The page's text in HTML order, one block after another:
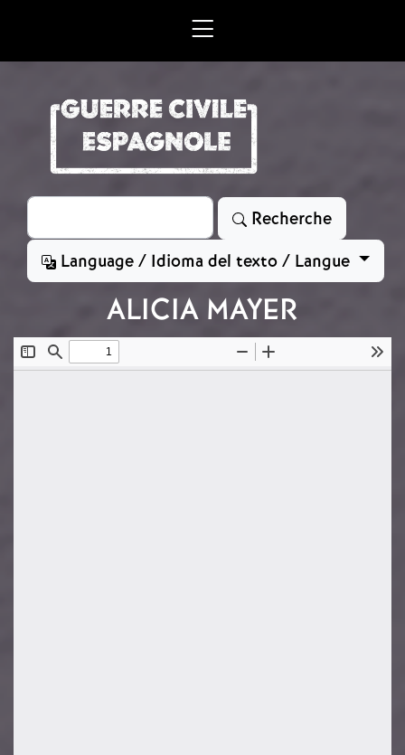
Rechercher
Recherche
Language / Idioma del texto / Langue
ALICIA MAYER
Document